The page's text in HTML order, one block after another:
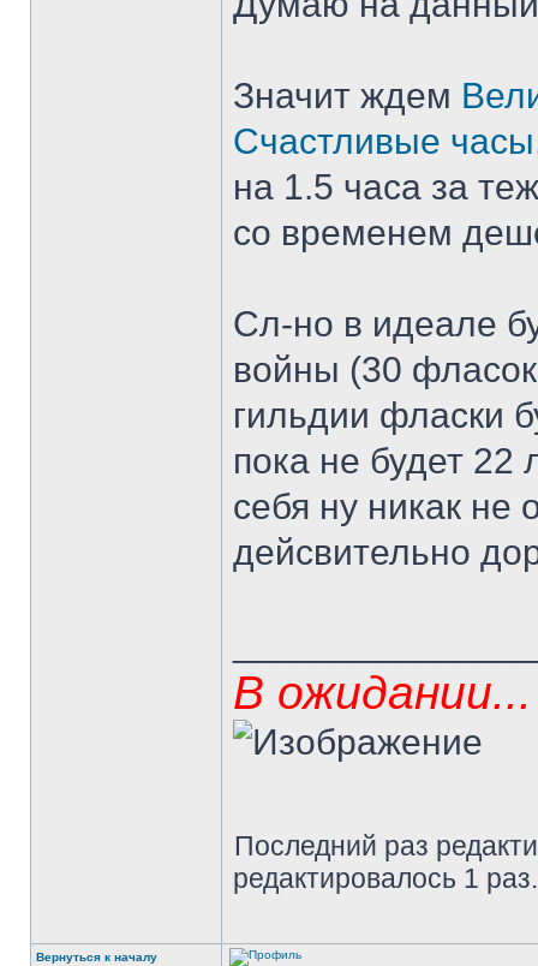
Значит ждем
Счастливые часы
на 1.5 часа за
со временем
Сл-но в идеале
войны (30
гильдии фласки
пока не будет 22
себя ну никак не
дейсвительно
В ожидании...
Последний раз
редактировалось 1 раз.
Вернуться к началу